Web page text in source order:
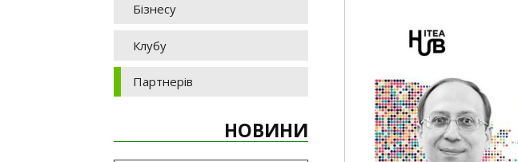
Бізнесу
Клубу
Партнерів
НОВИНИ